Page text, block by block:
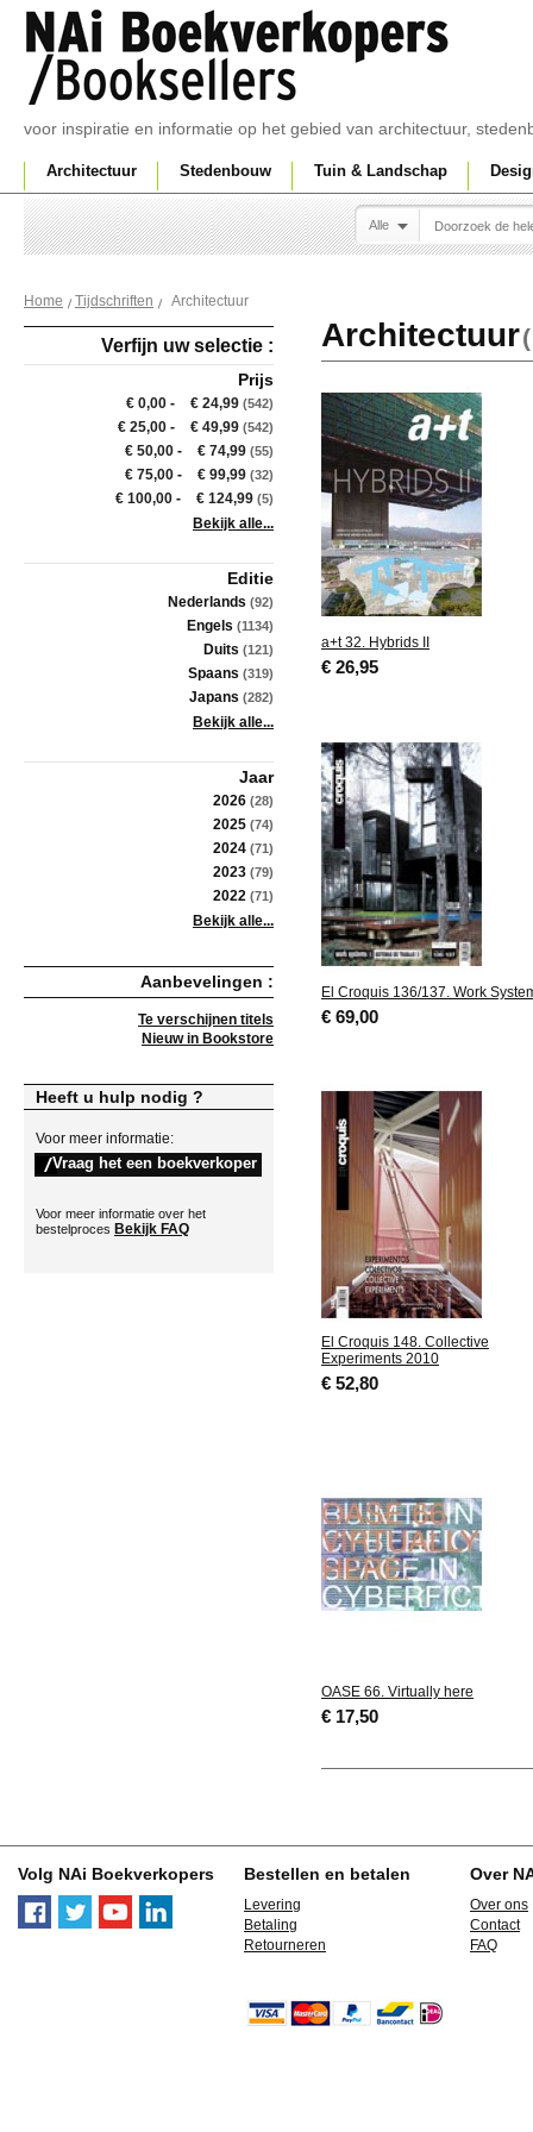
voor inspiratie en informatie op het gebied van architectuur,
Architectuur Stedenbouw Tuin & Landschap
Alle
Home Tijdschriften Architectuur
Verfijn uw selectie :
Prijs
€ 0,00 - € 24,99 (542)
€ 25,00 - € 49,99 (542)
€ 50,00 - € 74,99 (55)
€ 75,00 - € 99,99 (32)
€ 100,00 - € 124,99 (5)
Bekijk alle...
Editie
Nederlands (92)
Engels (1134)
Duits (121)
Spaans (319)
Japans (282)
Bekijk alle...
Jaar
2026 (28)
2025 (74)
2024 (71)
2023 (79)
2022 (71)
Bekijk alle...
Aanbevelingen :
Te verschijnen titels
Nieuw in Bookstore
Heeft u hulp nodig ?
Voor meer informatie:
Voor meer informatie over het
bestelproces Bekijk FAQ
Architectuur(
a+t 32. Hybrids II
€ 26,95
El Croquis 136/137. Work
€ 69,00
El Croquis 148. Collective
Experiments 2010
€ 52,80
OASE 66. Virtually here
€ 17,50
Volg NAi Boekverkopers Bestellen en betalen
Levering
Betaling
Retourneren
Over
Over ons
Contact
FAQ